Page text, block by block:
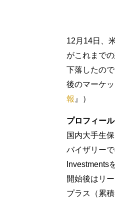
12月14日、
がこれまで
下落したの
後のマーケ
報 』）
プロフィー
国内大手生
バイザリー
Investments
開始後はリ
プラス（累